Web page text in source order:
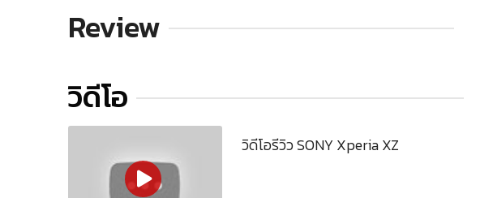
Review
วิดีโอ
วิดีโอรีวิว SONY Xperia XZ